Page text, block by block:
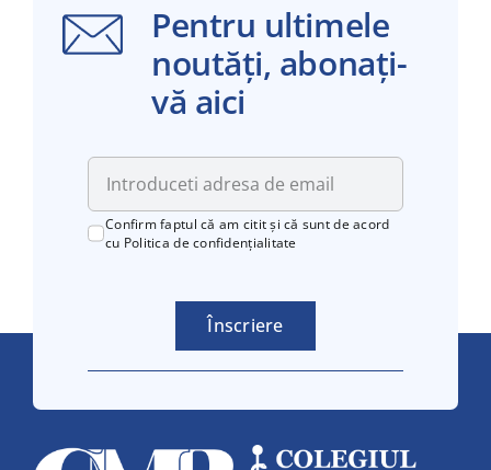
Pentru ultimele
noutăți, abonați-
vă aici
Confirm faptul că am citit și că sunt de acord
cu Politica de confidențialitate
Înscriere